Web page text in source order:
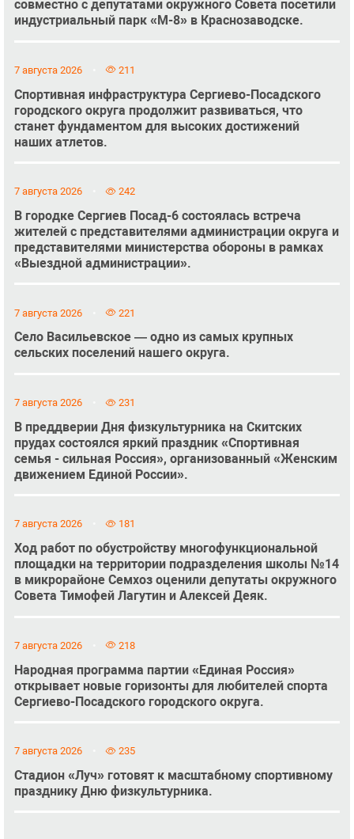
совместно с депутатами окружного Совета посетили
индустриальный парк «М-8» в Краснозаводске.
7 августа 2026 211
Спортивная инфраструктура Сергиево-Посадского
городского округа продолжит развиваться, что
станет фундаментом для высоких достижений
наших атлетов.
7 августа 2026 242
В городке Сергиев Посад-6 состоялась встреча
жителей с представителями администрации округа и
представителями министерства обороны в рамках
«Выездной администрации».
7 августа 2026 221
Село Васильевское — одно из самых крупных
сельских поселений нашего округа.
7 августа 2026 231
В преддверии Дня физкультурника на Скитских
прудах состоялся яркий праздник «Спортивная
семья - сильная Россия», организованный «Женским
движением Единой России».
7 августа 2026 181
Ход работ по обустройству многофункциональной
площадки на территории подразделения школы №14
в микрорайоне Семхоз оценили депутаты окружного
Совета Тимофей Лагутин и Алексей Деяк.
7 августа 2026 218
Народная программа партии «Единая Россия»
открывает новые горизонты для любителей спорта
Сергиево-Посадского городского округа.
7 августа 2026 235
Стадион «Луч» готовят к масштабному спортивному
празднику Дню физкультурника.